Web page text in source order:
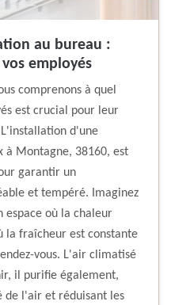
au bureau :
employés
comprenons à quel
est crucial pour leur
d'une
à Montagne, 38160, est
garantir un
et tempéré. Imaginez
espace où la chaleur
la fraîcheur est constante
vous. L'air climatisé
il purifie également,
de l'air et réduisant les